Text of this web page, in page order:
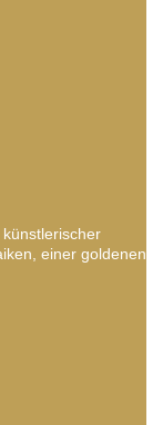
einer goldenen